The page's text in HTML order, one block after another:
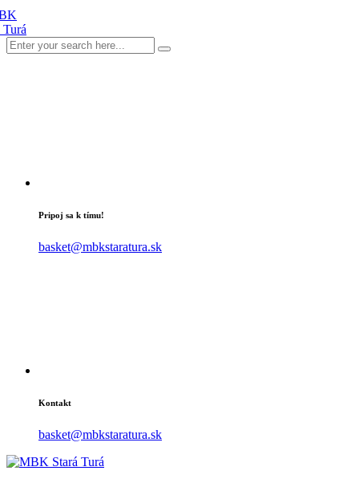
Pripoj sa k tímu!
basket@mbkstaratura.sk
Kontakt
basket@mbkstaratura.sk